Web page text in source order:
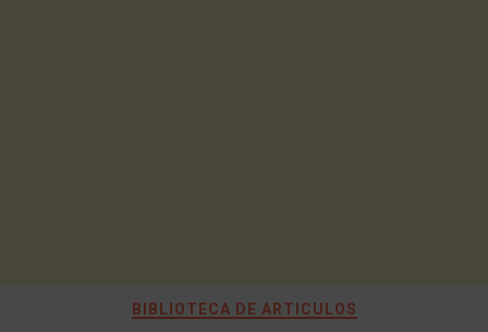
BIBLIOTECA DE ARTICULOS